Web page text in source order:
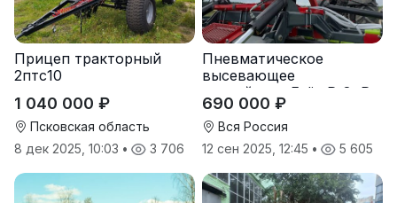
Прицеп тракторный
2птс10
1 040 000 ₽
Псковская область
8 дек 2025, 10:03 • 3 706
Пневматическое
высевающее
устройство Folio R-8, R-
12
690 000 ₽
Вся Россия
12 сен 2025, 12:45 • 5 605